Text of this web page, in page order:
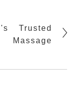
Trusted
Massage